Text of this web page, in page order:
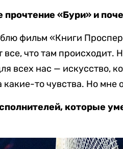
«Бури» и
фильм «Книги
все, что там происходит.
всех нас — искусство,
какие-то чувства. Но мне
которые